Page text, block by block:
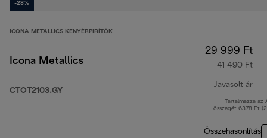
-28%
ICONA METALLICS KENYÉRPIRÍTÓK
Icona Metallics
CTOT2103.GY
29 999 Ft
41 490 Ft
Javasolt ár
Tartalmazza az
összegét 6378 Ft
Összehasonlítás